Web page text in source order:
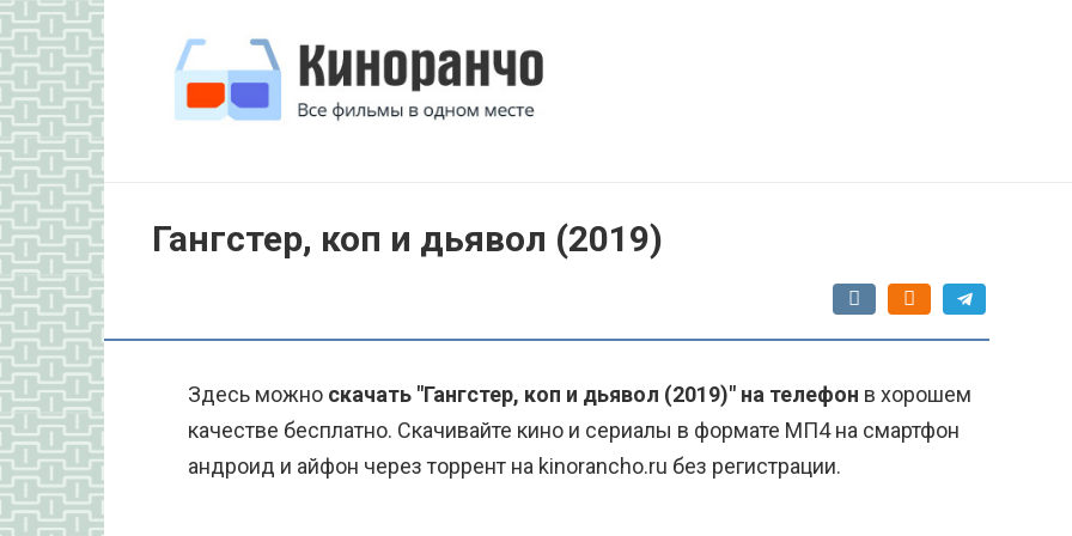
Перейти
к
контенту
Гангстер, коп и дьявол (2019)
Здесь можно скачать "Гангстер, коп и дьявол (2019)" на телефон в хорошем
качестве бесплатно. Скачивайте кино и сериалы в формате МП4 на смартфон
андроид и айфон через торрент на kinorancho.ru без регистрации.